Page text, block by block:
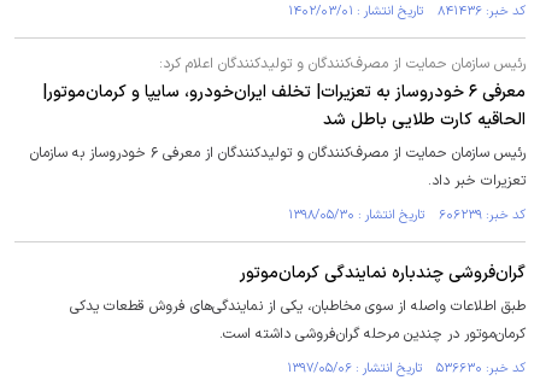
کد خبر: ۸۴۱۴۳۶ تاریخ انتشار : ۱۴۰۲/۰۳/۰۱
رئیس سازمان حمایت از مصرف‌کنندگان و تولیدکنندگان اعلام کرد:
معرفی ۶ خودروساز به تعزیرات| تخلف ایران‌خودرو، سایپا و کرمان‌موتور|
الحاقیه‌ کارت طلایی باطل شد
رئیس سازمان حمایت از مصرف‌کنندگان و تولیدکنندگان از معرفی ۶ خودروساز به سازمان
تعزیرات خبر داد.
کد خبر: ۶۰۶۲۳۹ تاریخ انتشار : ۱۳۹۸/۰۵/۳۰
گران‌فروشی چندباره نمایندگی کرمان‌موتور
طبق اطلاعات واصله از سوی مخاطبان، یکی از نمایندگی‌های فروش قطعات یدکی
کرمان‌موتور در چندین مرحله گران‌فروشی داشته است.
کد خبر: ۵۳۶۶۳۰ تاریخ انتشار : ۱۳۹۷/۰۵/۰۶